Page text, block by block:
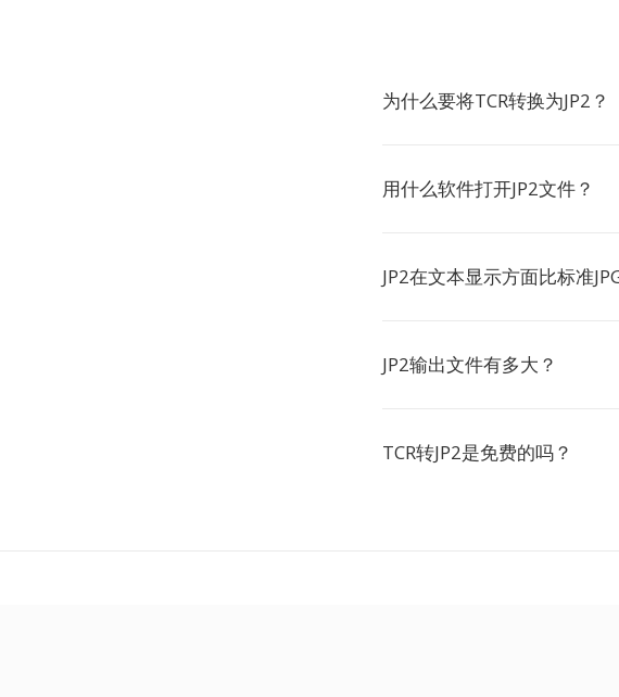
为什么要将TCR转换为JP2？
用什么软件打开JP2文件？
JP2在文本显示方面比标准
JP2输出文件有多大？
TCR转JP2是免费的吗？